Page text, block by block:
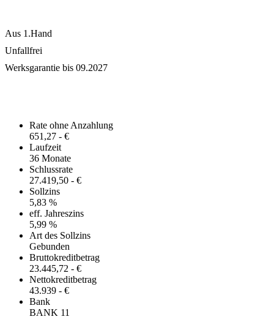
Aus 1.Hand
Unfallfrei
Werksgarantie bis 09.2027
Rate ohne Anzahlung
651,27 - €
Laufzeit
36 Monate
Schlussrate
27.419,50 - €
Sollzins
5,83 %
eff. Jahreszins
5,99 %
Art des Sollzins
Gebunden
Bruttokreditbetrag
23.445,72 - €
Nettokreditbetrag
43.939 - €
Bank
BANK 11